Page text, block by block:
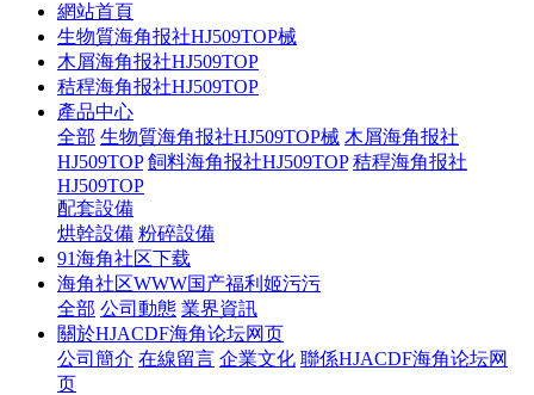
網站首頁
生物質海角报社HJ509TOP械
木屑海角报社HJ509TOP
秸稈海角报社HJ509TOP
產品中心
全部 生物質海角报社HJ509TOP械 木屑海角报社
HJ509TOP 飼料海角报社HJ509TOP 秸稈海角报社
HJ509TOP
配套設備
烘幹設備 粉碎設備
91海角社区下载
海角社区WWW国产福利姬污污
全部 公司動態 業界資訊
關於HJACDF海角论坛网页
公司簡介 在線留言 企業文化 聯係HJACDF海角论坛网
页